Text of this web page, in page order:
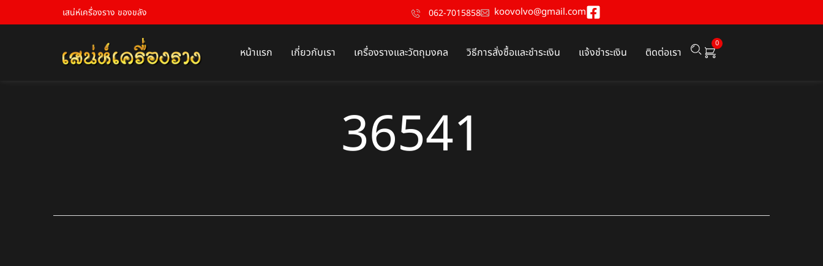
เสน่ห์เครื่องราง ของขลัง 062-7015858 koovolvo@gmail.com
หน้าแรก เกี่ยวกับเรา เครื่องรางและวัตถุมงคล วิธีการสั่งซื้อและชำระเงิน แจ้งชำระเงิน ติดต่อเรา
0
36541